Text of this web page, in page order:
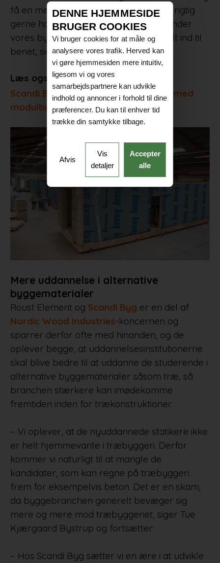
få en mere dynamisk produktion, vil vi rigtig
gerne have statikere in house, som kender
vores byggemetoder og forretning helt ind til
benet, siger han.
Læs også:
Scandi Byg tænker ud af rammerne med
modulbyggeri i træ
Mere uddannelse i alternative
byggematerialer
Roust Element og Scandi Byg er en del af
Nordic Wood Industries-koncernen og
sparrer derfor ofte med hinanden, og de
oplever begge, at uddannelsesinstitutionerne
skal blive bedre til at uddanne de studerende i
alternative byggematerialer såsom træ, så
branchen stærkere kan imødekomme
fremtiden inden for trækonstruktioner.
– Vi oplever, at de nyuddannede statikere ikke
er helt hjemmevante i træbyggeri. Derfor
kommer vi naturligt til at mangle de
kandidater, som kan regne på træbyggeri
frem for eksempelvis beton. Det er en skam,
da byggebranchen generelt bevæger sig
mere og mere mod træbyggeriet, siger Tue
Kjærgaard Bystrup og fortsætter:
– Hos Scandi Byg sætter vi en ære i at udvikle
DENNE HJEMMESIDE
BRUGER COOKIES
Vi bruger cookies for at måle og
analysere vores trafik. Herved kan
vi gøre hjemmesiden mere intuitiv,
ligesom vi og vores
samarbejdspartnere kan udvikle
indhold og annoncer i forhold til dine
præferencer. Du kan til enhver tid
trække din samtykke tilbage.
Afvis
Vis
detaljer
Accepter
alle